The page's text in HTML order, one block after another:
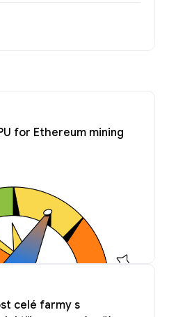
for Ethereum mining
celé farmy s